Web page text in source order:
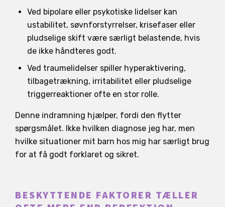
Ved bipolare eller psykotiske lidelser kan
ustabilitet, søvnforstyrrelser, krisefaser eller
pludselige skift være særligt belastende, hvis
de ikke håndteres godt.
Ved traumelidelser spiller hyperaktivering,
tilbagetrækning, irritabilitet eller pludselige
triggerreaktioner ofte en stor rolle.
Denne indramning hjælper, fordi den flytter
spørgsmålet. Ikke hvilken diagnose jeg har, men
hvilke situationer mit barn hos mig har særligt brug
for at få godt forklaret og sikret.
BESKYTTENDE FAKTORER TÆLLER